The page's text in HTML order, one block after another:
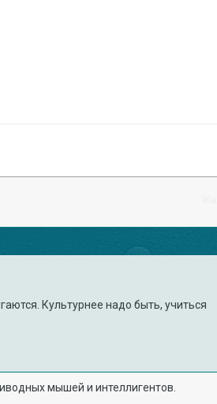
Культурнее надо быть, учиться
мышей и интеллигентов.